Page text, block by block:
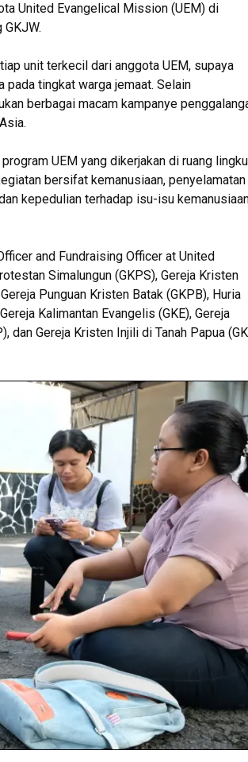
United Evangelical Mission (UEM) di
unit terkecil dari anggota UEM, supaya
pada tingkat warga jemaat. Selain
berbagai macam kampanye
UEM yang dikerjakan di ruang
bersifat kemanusiaan, penyelamatan
kepedulian terhadap isu-isu
and Fundraising Officer at United
Simalungun (GKPS), Gereja Kristen
Punguan Kristen Batak (GKPB), Huria
Kalimantan Evangelis (GKE), Gereja
dan Gereja Kristen Injili di Tanah Papua